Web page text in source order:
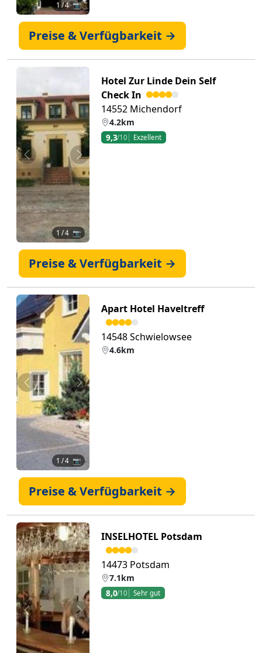
1 / 4 📷
Preise & Verfügbarkeit →
Zurück Weiter
1 / 4 📷
Hotel Zur Linde Dein Self
Check In
14552 Michendorf
4.2km
9,3/10 Exzellent
Preise & Verfügbarkeit →
Zurück Weiter
1 / 4 📷
Apart Hotel Haveltreff
14548 Schwielowsee
4.6km
Preise & Verfügbarkeit →
Zurück Weiter
INSELHOTEL Potsdam
14473 Potsdam
7.1km
8,0/10 Sehr gut